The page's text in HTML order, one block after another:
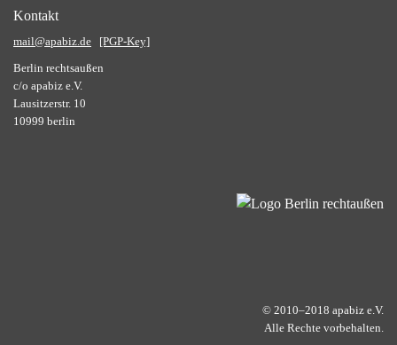
Kontakt
mail@apabiz.de [PGP-Key]
Berlin rechtsaußen
c/o apabiz e.V.
Lausitzerstr. 10
10999 berlin
© 2010–2018 apabiz e.V.
Alle Rechte vorbehalten.